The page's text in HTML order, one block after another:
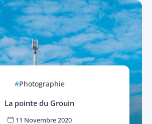
Photographie
La pointe du Grouin
11 Novembre 2020